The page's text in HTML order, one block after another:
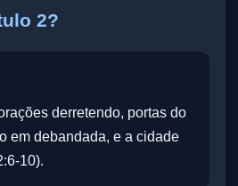
2?
derretendo, portas do
em debandada, e a cidade
10).